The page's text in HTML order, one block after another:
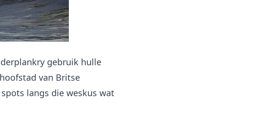
gebruik hulle
van Britse
langs die weskus wat